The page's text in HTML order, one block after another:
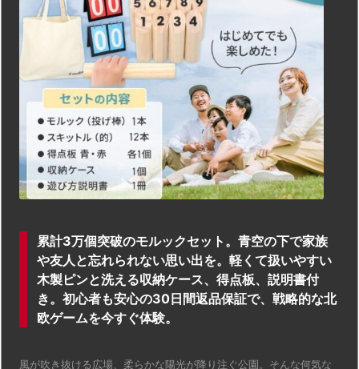
累計3万個突破のモルックセット。青空の下で家族
や友人と忘れられない思い出を。軽くて扱いやすい
木製ピンと洗える収納ケース、得点板、説明書付
き。初心者も安心の30日間返品保証で、戦略的な北
欧ゲームを今すぐ体験。
風が吹き抜ける広場、柔らかな陽光が降り注ぐ公園。そんな何気な